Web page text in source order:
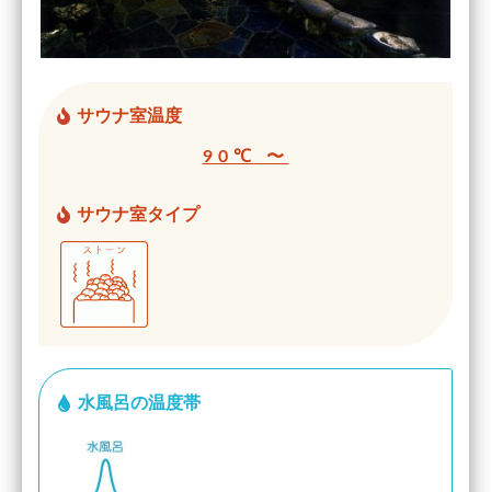
サウナ室温度
90℃ 〜
サウナ室タイプ
水風呂の温度帯